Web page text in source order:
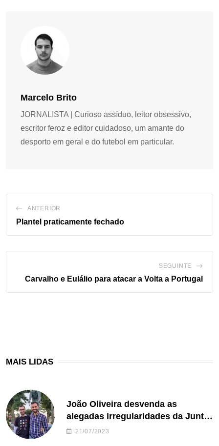
Marcelo Brito
JORNALISTA | Curioso assíduo, leitor obsessivo,
escritor feroz e editor cuidadoso, um amante do
desporto em geral e do futebol em particular.
ANTERIOR
Plantel praticamente fechado
SEGUINTE
Carvalho e Eulálio para atacar a Volta a Portugal
MAIS LIDAS
João Oliveira desvenda as
alegadas irregularidades da Junta
de Freguesia S. João de Ver
21/07/2023